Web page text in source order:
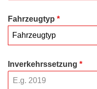
Fahrzeugtyp *
Fahrzeugtyp
Inverkehrssetzung *